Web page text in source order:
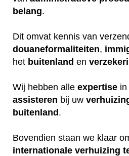
belang.
Dit omvat kennis van
douaneformaliteiten,
het buitenland en
Wij hebben alle expertise
assisteren bij uw
buitenland.
Bovendien staan we klaar
internationale verhuizing